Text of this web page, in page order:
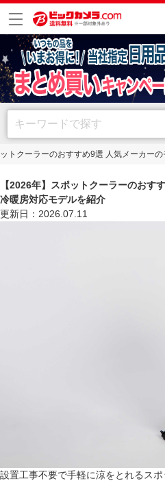
トクーラーのおすすめ9選 人気メーカー
【2026年】スポットクーラーのおす
冷暖房対応モデルを紹介
更新日：2026.07.11
設置工事不要で手軽に涼をとれるス